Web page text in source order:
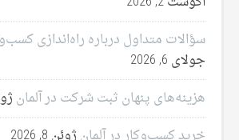
سؤالات متداول درباره راه‌اندازی
جولای 6, 2026
هزینه‌های پنهان ثبت شرکت در آلمان